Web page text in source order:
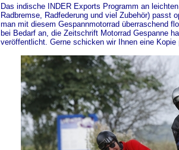
Das indische INDER Exports Programm an
Radbremse, Radfederung und viel Zubehör) passt
man mit diesem Gespannmotorrad überraschend
bei Bedarf an, die Zeitschrift Motorrad Gespanne
veröffentlicht. Gerne schicken wir Ihnen eine Kopie